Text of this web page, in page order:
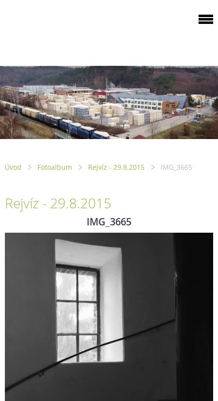
Úvod Fotoalbum Rejvíz - 29.8.2015 IMG_3665
Rejvíz - 29.8.2015
IMG_3665